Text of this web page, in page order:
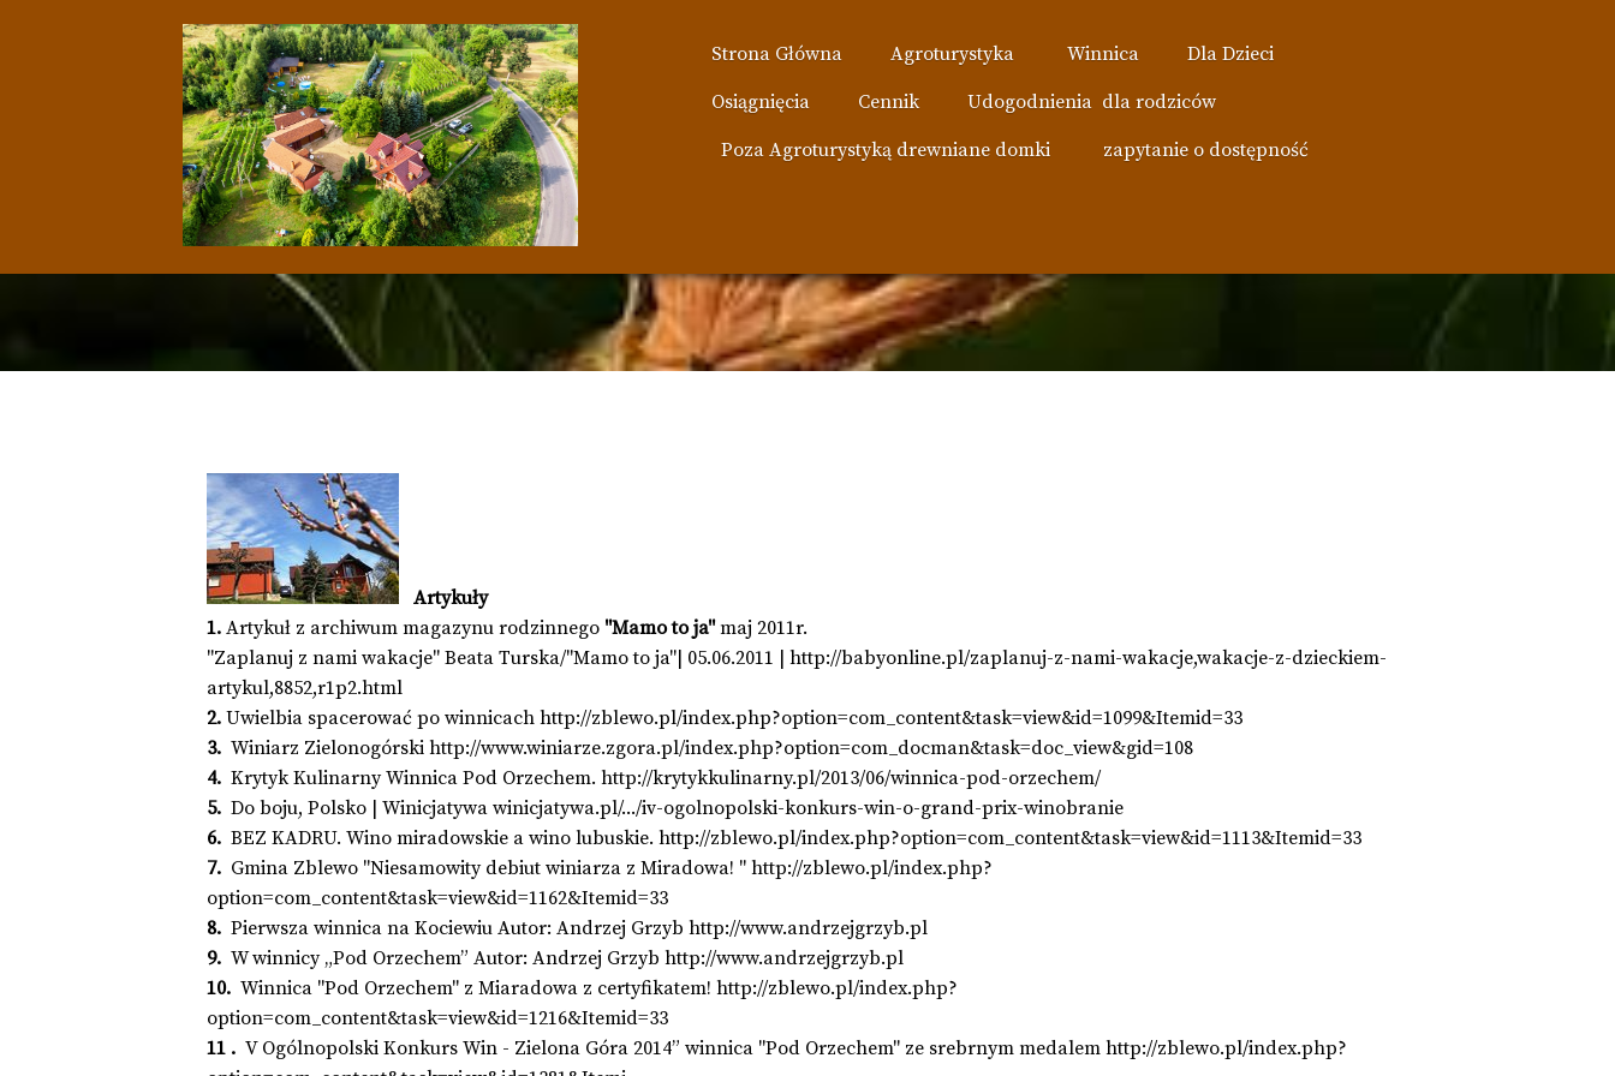
Strona Główna Agroturystyka Winnica
Dla Dzieci
Osiągnięcia
Cennik
Udogodnienia dla rodziców
Poza Agroturystyką drewniane domki
zapytanie o dostępność
Artykuły
1. Artykuł z archiwum magazynu rodzinnego "Mamo to ja"maj 2011r.
"Zaplanuj z nami wakacje" Beata Turska/"Mamo to ja"| 05.06.2011 | http://babyonline.pl/zaplanuj-z-nami-wakacje,wakacje-z-dzieckiem-
artykul,8852,r1p2.html
2. Uwielbia spacerować po winnicach http://zblewo.pl/index.php?option=com_content&task=view&id=1099&Itemid=33
3. Winiarz Zielonogórski http://www.winiarze.zgora.pl/index.php?option=com_docman&task=doc_view&gid=108
4. Krytyk Kulinarny Winnica Pod Orzechem. http://krytykkulinarny.pl/2013/06/winnica-pod-orzechem/
5. Do boju, Polsko | Winicjatywa winicjatywa.pl/.../iv-ogolnopolski-konkurs-win-o-grand-prix-winobranie
6. BEZ KADRU. Wino miradowskie a wino lubuskie. http://zblewo.pl/index.php?option=com_content&task=view&id=1113&Itemid=33
7. Gmina Zblewo "Niesamowity debiut winiarza z Miradowa! " http://zblewo.pl/index.php?
option=com_content&task=view&id=1162&Itemid=33
8. Pierwsza winnica na Kociewiu Autor: Andrzej Grzyb http://www.andrzejgrzyb.pl
9. W winnicy „Pod Orzechem” Autor: Andrzej Grzyb http://www.andrzejgrzyb.pl
10. Winnica "Pod Orzechem" z Miaradowa z certyfikatem! http://zblewo.pl/index.php?
option=com_content&task=view&id=1216&Itemid=33
11 . V Ogólnopolski Konkurs Win - Zielona Góra 2014” winnica "Pod Orzechem" ze srebrnym medalem http://zblewo.pl/index.php?